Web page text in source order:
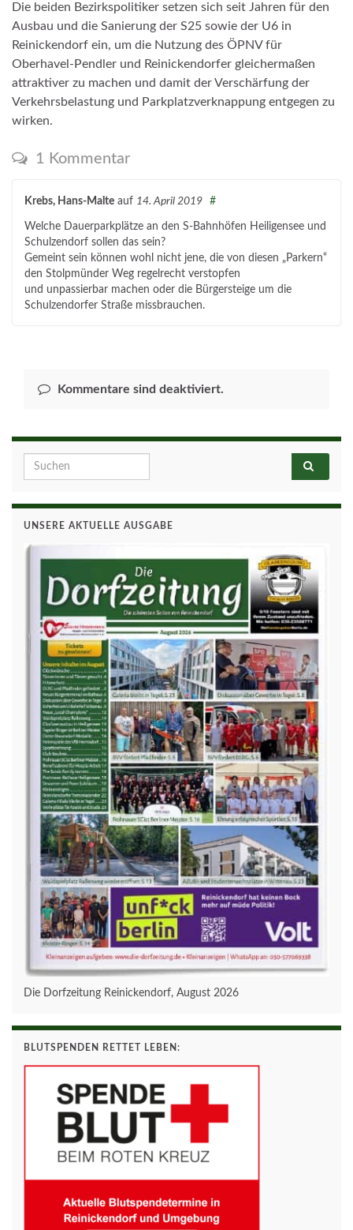
Die beiden Bezirkspolitiker setzen sich seit Jahren für den
Ausbau und die Sanierung der S25 sowie der U6 in
Reinickendorf ein, um die Nutzung des ÖPNV für
Oberhavel-Pendler und Reinickendorfer gleichermaßen
attraktiver zu machen und damit der Verschärfung der
Verkehrsbelastung und Parkplatzverknappung entgegen zu
wirken.
1 Kommentar
Krebs, Hans-Malte auf 14. April 2019 #
Welche Dauerparkplätze an den S-Bahnhöfen Heiligensee und
Schulzendorf sollen das sein?
Gemeint sein können wohl nicht jene, die von diesen „Parkern“
den Stolpmünder Weg regelrecht verstopfen
und unpassierbar machen oder die Bürgersteige um die
Schulzendorfer Straße missbrauchen.
Kommentare sind deaktiviert.
Search for:
UNSERE AKTUELLE AUSGABE
Die Dorfzeitung Reinickendorf, August 2026
BLUTSPENDEN RETTET LEBEN: